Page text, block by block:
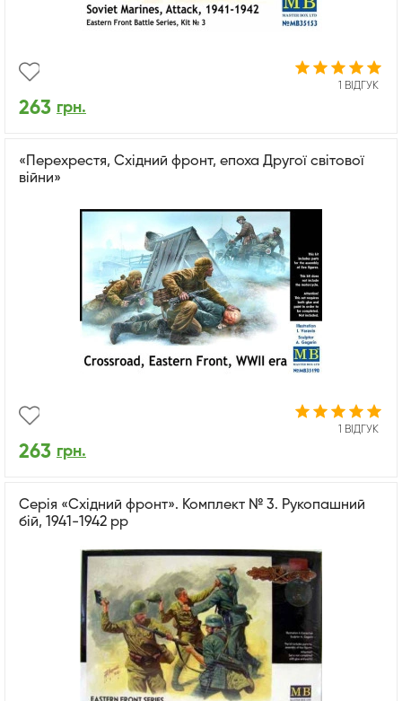
1 ВІДГУК
263 грн.
«Перехрестя, Східний фронт, епоха Другої світової
війни»
1 ВІДГУК
263 грн.
Серія «Східний фронт». Комплект № 3. Рукопашний
бій, 1941-1942 рр